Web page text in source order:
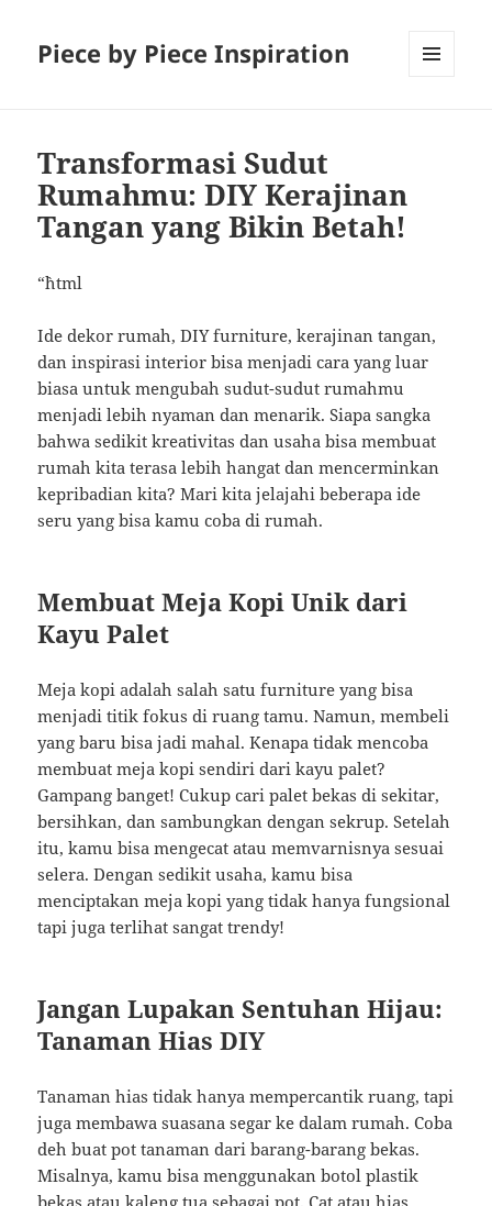
Piece by Piece Inspiration
Transformasi Sudut
Rumahmu: DIY Kerajinan
Tangan yang Bikin Betah!
“`html
Ide dekor rumah, DIY furniture, kerajinan tangan,
dan inspirasi interior bisa menjadi cara yang luar
biasa untuk mengubah sudut-sudut rumahmu
menjadi lebih nyaman dan menarik. Siapa sangka
bahwa sedikit kreativitas dan usaha bisa membuat
rumah kita terasa lebih hangat dan mencerminkan
kepribadian kita? Mari kita jelajahi beberapa ide
seru yang bisa kamu coba di rumah.
Membuat Meja Kopi Unik dari
Kayu Palet
Meja kopi adalah salah satu furniture yang bisa
menjadi titik fokus di ruang tamu. Namun, membeli
yang baru bisa jadi mahal. Kenapa tidak mencoba
membuat meja kopi sendiri dari kayu palet?
Gampang banget! Cukup cari palet bekas di sekitar,
bersihkan, dan sambungkan dengan sekrup. Setelah
itu, kamu bisa mengecat atau memvarnisnya sesuai
selera. Dengan sedikit usaha, kamu bisa
menciptakan meja kopi yang tidak hanya fungsional
tapi juga terlihat sangat trendy!
Jangan Lupakan Sentuhan Hijau:
Tanaman Hias DIY
Tanaman hias tidak hanya mempercantik ruang, tapi
juga membawa suasana segar ke dalam rumah. Coba
deh buat pot tanaman dari barang-barang bekas.
Misalnya, kamu bisa menggunakan botol plastik